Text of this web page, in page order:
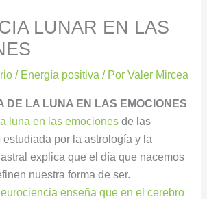
LUNAR EN LAS
/ Energía positiva / PorValer Mircea
DE LA LUNA EN LAS EMOCIONES
luna en las emociones de las
por la astrología y la
explica que el día que nacemos
nuestra forma de ser.
enseña que en el cerebro